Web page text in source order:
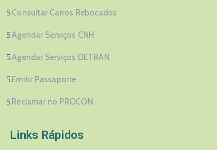
Consultar Carros Rebocados
Agendar Serviços CNH
Agendar Serviços DETRAN
Emitir Passaporte
Reclamar no PROCON
Links Rápidos